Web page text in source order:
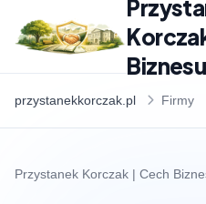
Biznesu
przystanekkorczak.pl Firmy
Przystanek Korczak | Cech